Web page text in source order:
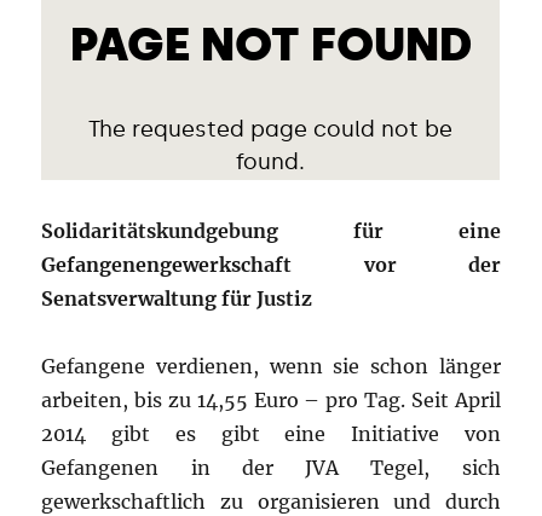
Solidaritätskundgebung für eine
Gefangenengewerkschaft vor der
Senatsverwaltung für Justiz
Gefangene verdienen, wenn sie schon länger
arbeiten, bis zu 14,55 Euro – pro Tag. Seit April
2014 gibt es gibt eine Initiative von
Gefangenen in der JVA Tegel, sich
gewerkschaftlich zu organisieren und durch